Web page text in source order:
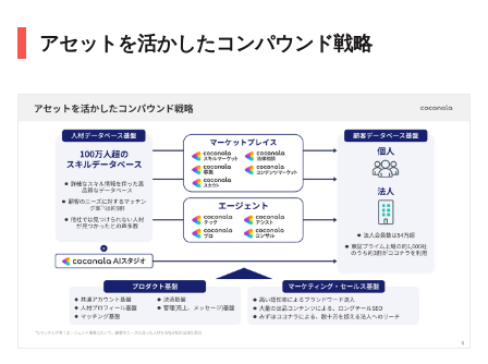
アセットを活かしたコンパウンド戦略